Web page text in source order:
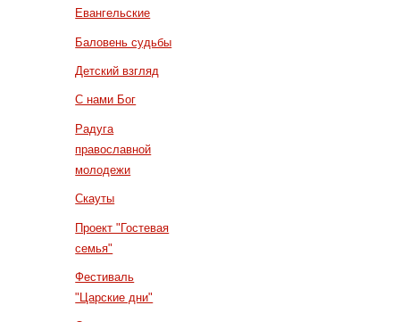
Евангельские
Баловень судьбы
Детский взгляд
С нами Бог
Радуга
православной
молодежи
Скауты
Проект "Гостевая
семья"
Фестиваль
"Царские дни"